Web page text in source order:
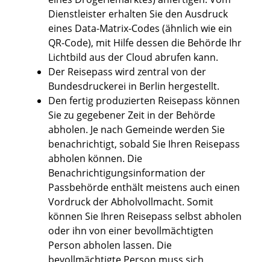
Dienstleister erhalten Sie den Ausdruck
eines Data-Matrix-Codes (ähnlich wie ein
QR-Code), mit Hilfe dessen die Behörde Ihr
Lichtbild aus der Cloud abrufen kann.
Der Reisepass wird zentral von der
Bundesdruckerei in Berlin hergestellt.
Den fertig produzierten Reisepass können
Sie zu gegebener Zeit in der Behörde
abholen. Je nach Gemeinde werden Sie
benachrichtigt, sobald Sie Ihren Reisepass
abholen können. Die
Benachrichtigungsinformation der
Passbehörde enthält meistens auch einen
Vordruck der Abholvollmacht. Somit
können Sie Ihren Reisepass selbst abholen
oder ihn von einer bevollmächtigten
Person abholen lassen. Die